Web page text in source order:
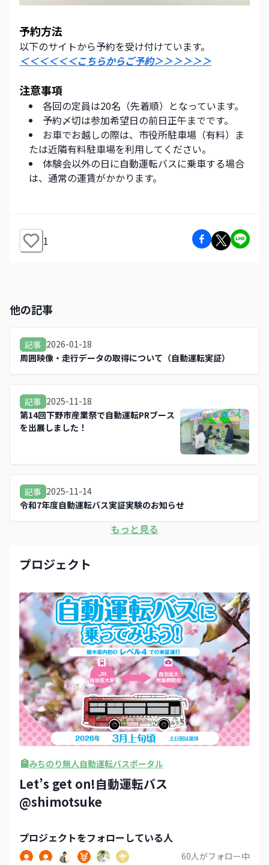
予約方法
以下のサイトから予約を受け付けています。
＜＜＜＜＜＜こちらからご予約＞＞＞＞＞＞
注意事項
各回の定員は20名（先着順）となっています。
予約〆切は参加希望日の前日正午までです。
お車でお越しの際は、市役所駐車場（有料）ま
たは近隣有料駐車場を利用してください。
体験会以外の日に自動運転バスに乗車する場合
は、通常の運賃がかかります。
1
他の記事
記事 2026-01-18
周囲映像・走行データの取得について（自動運転実証）
記事 2025-11-18
第14回下野市産業祭で自動運転PRブース
を出展しました！
記事 2025-11-14
令和7年度自動運転バス実証実験のお知らせ
もっと見る
プロジェクト
みちのり無人自動運転バスポータル
Let’s get on!自動運転バス
@shimotsuke
プロジェクトをフォローしている人
60人がフォロー中